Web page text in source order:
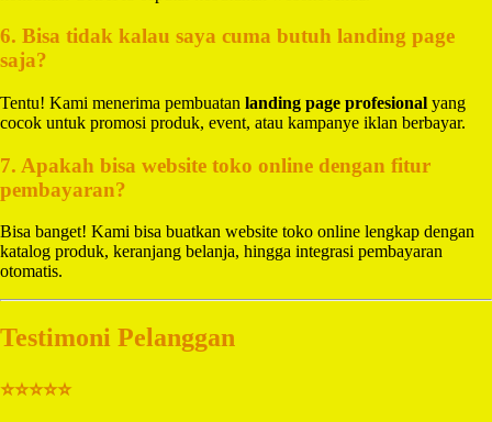
6. Bisa tidak kalau saya cuma butuh landing page
saja?
Tentu! Kami menerima pembuatan landing page profesional yang
cocok untuk promosi produk, event, atau kampanye iklan berbayar.
7. Apakah bisa website toko online dengan fitur
pembayaran?
Bisa banget! Kami bisa buatkan website toko online lengkap dengan
katalog produk, keranjang belanja, hingga integrasi pembayaran
otomatis.
Testimoni Pelanggan
⭐⭐⭐⭐⭐